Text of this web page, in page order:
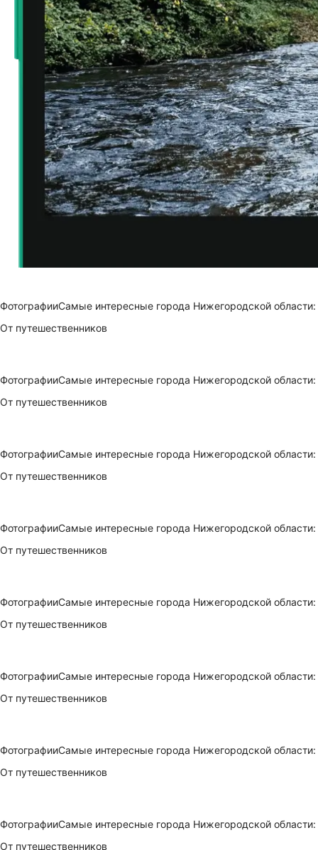
ФотографииСамые интересные города Нижегородской области:
От путешественников
ФотографииСамые интересные города Нижегородской области:
От путешественников
ФотографииСамые интересные города Нижегородской области:
От путешественников
ФотографииСамые интересные города Нижегородской области:
От путешественников
ФотографииСамые интересные города Нижегородской области:
От путешественников
ФотографииСамые интересные города Нижегородской области:
От путешественников
ФотографииСамые интересные города Нижегородской области:
От путешественников
ФотографииСамые интересные города Нижегородской области:
От путешественников